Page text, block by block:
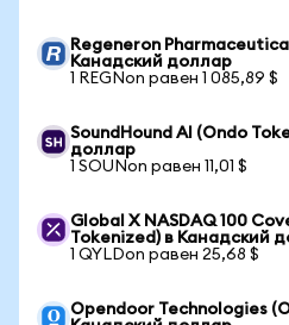
Regeneron
Канадский доллар
1 REGNon равен 1 085,89 $
SoundHound AI (Ondo
доллар
1 SOUNon равен 11,01 $
Global X NASDAQ 100
Tokenized) в Канадский
1 QYLDon равен 25,68 $
Opendoor Technologies